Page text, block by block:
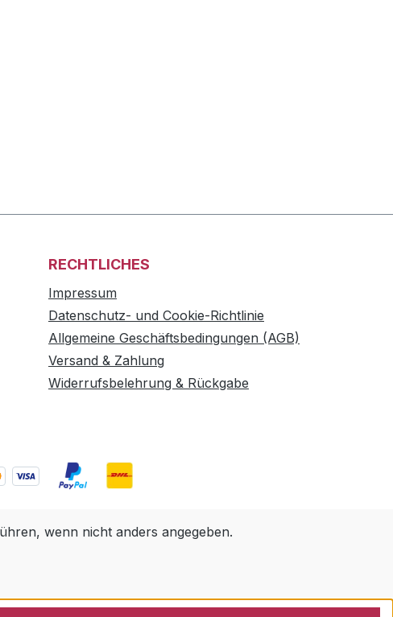
RECHTLICHES
Impressum
Datenschutz- und Cookie-Richtlinie
Allgemeine Geschäftsbedingungen (AGB)
Versand & Zahlung
Widerrufsbelehrung & Rückgabe
wenn nicht anders angegeben.